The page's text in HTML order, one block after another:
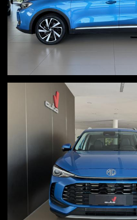
Visita il nostro sito www.autov.it
Decliniamo ogni responsabilità per
inseriti nell'annuncio, i quali non
contrattuale
PER INFO UGO 3664236556 - LUCA